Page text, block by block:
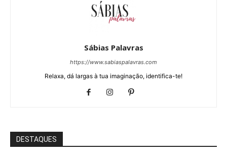
Sábias Palavras
https://www.sabiaspalavras.com
Relaxa, dá largas à tua imaginação, identifica-te!
DESTAQUES